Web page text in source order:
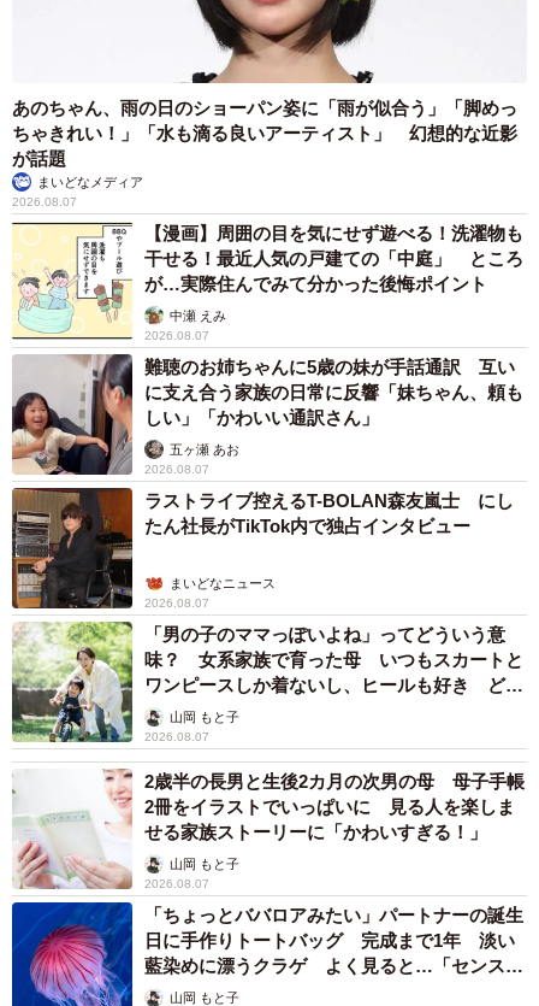
4/14
構われ待ちのスピカくん
「視線が自分に戻ると、喉を鳴らして喜んでいました」
右後ろ足のコブから始まった闘病生活
穏やかな日常が一変したのは、2023年の春。右後ろ足にコ
ブができていることに気づき、動物病院へ。検査の結果、
悪性腫瘍であることが判明した。
あのちゃん、雨の日のショーパン姿に「雨が似合う」「脚めっ
ちゃきれい！」「水も滴る良いアーティスト」 幻想的な近影
が話題
まいどなメディア
2026.08.07
【漫画】周囲の目を気にせず遊べる！洗濯物も
干せる！最近人気の戸建ての「中庭」 ところ
が…実際住んでみて分かった後悔ポイント
中瀬 えみ
2026.08.07
難聴のお姉ちゃんに5歳の妹が手話通訳 互い
に支え合う家族の日常に反響「妹ちゃん、頼も
しい」「かわいい通訳さん」
五ヶ瀬 あお
2026.08.07
ラストライブ控えるT-BOLAN森友嵐士 にし
たん社長がTikTok内で独占インタビュー
まいどなニュース
2026.08.07
「男の子のママっぽいよね」ってどういう意
味？ 女系家族で育った母 いつもスカートと
ワンピースしか着ないし、ヒールも好き どの
へんが…
山岡 もと子
2026.08.07
2歳半の長男と生後2カ月の次男の母 母子手帳
2冊をイラストでいっぱいに 見る人を楽しま
せる家族ストーリーに「かわいすぎる！」
山岡 もと子
2026.08.07
「ちょっとババロアみたい」パートナーの誕生
日に手作りトートバッグ 完成まで1年 淡い
藍染めに漂うクラゲ よく見ると…「センスす
ごい」山岡 もと子